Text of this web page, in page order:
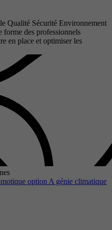
Qualité Sécurité Environnement
des professionnels
en place et optimiser les
option A génie climatique